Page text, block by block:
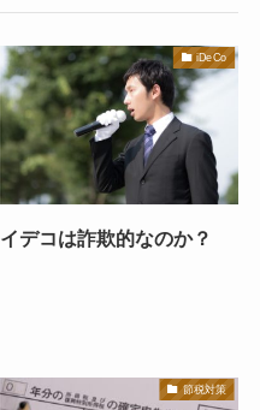
iDeCo
イデコは詐欺的なのか？
節税対策